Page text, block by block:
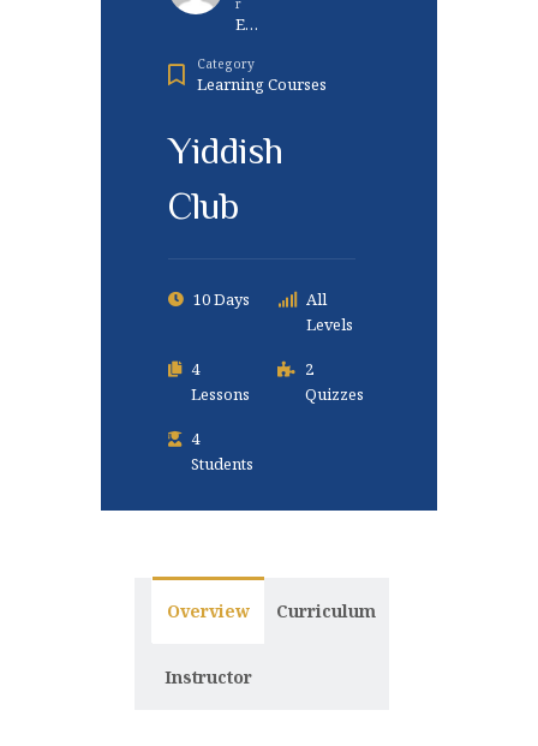
R
Eg
Uk
Wu
Nda
Tio
Rg
Category
Learning Courses
Yiddish
Club
10 Days
All
Levels
4
Lessons
2
Quizzes
4
Students
Overview Curriculum
Instructor